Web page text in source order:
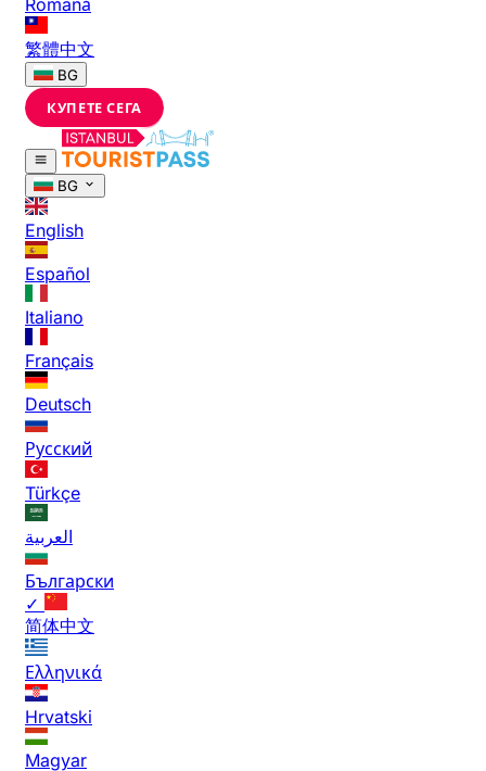
Română
繁體中文
BG
КУПЕТЕ СЕГА
BG
English
Español
Italiano
Français
Deutsch
Русский
Türkçe
العربية
Български
✓
简体中文
Ελληνικά
Hrvatski
Magyar